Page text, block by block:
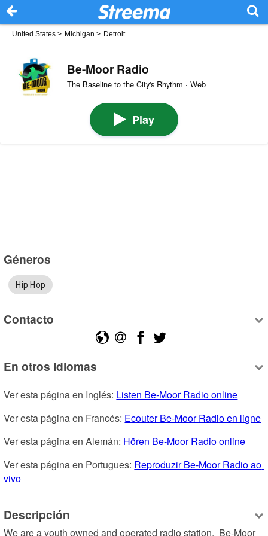
United States > Michigan > Detroit
Be-Moor Radio
The Baseline to the City's Rhythm · Web
Play
Géneros
Hip Hop
Contacto
En otros idiomas
Ver esta página en Inglés: Listen Be-Moor Radio online
Ver esta página en Francés: Ecouter Be-Moor Radio en ligne
Ver esta página en Alemán: Hören Be-Moor Radio online
Ver esta página en Portugues: Reproduzir Be-Moor Radio ao
vivo
Descripción
We are a youth owned and operated radio station.  Be-Moor